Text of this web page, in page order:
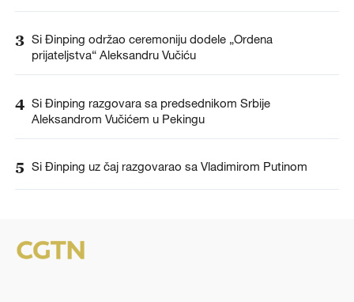
3 Si Đinping održao ceremoniju dodele „Ordena
prijateljstva“ Aleksandru Vučiću
4 Si Đinping razgovara sa predsednikom Srbije
Aleksandrom Vučićem u Pekingu
5 Si Đinping uz čaj razgovarao sa Vladimirom Putinom